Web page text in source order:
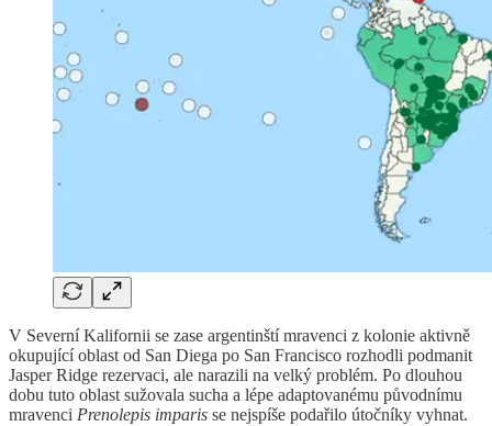
V Severní Kalifornii se zase argentinští mravenci z kolonie aktivně
okupující oblast od San Diega po San Francisco rozhodli podmanit
Jasper Ridge rezervaci, ale narazili na velký problém. Po dlouhou
dobu tuto oblast sužovala sucha a lépe adaptovanému původnímu
mravenci Prenolepis imparis se nejspíše podařilo útočníky vyhnat.